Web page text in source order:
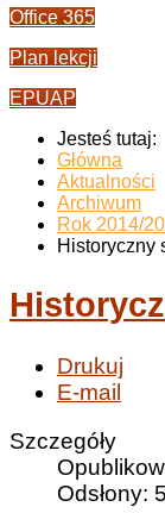
Office 365
Plan lekcji
EPUAP
Jesteś tutaj:
Główna
Aktualności
Archiwum
Rok 2014/
Historyczny
Drukuj
E-mail
Szczegóły
Odsłony: